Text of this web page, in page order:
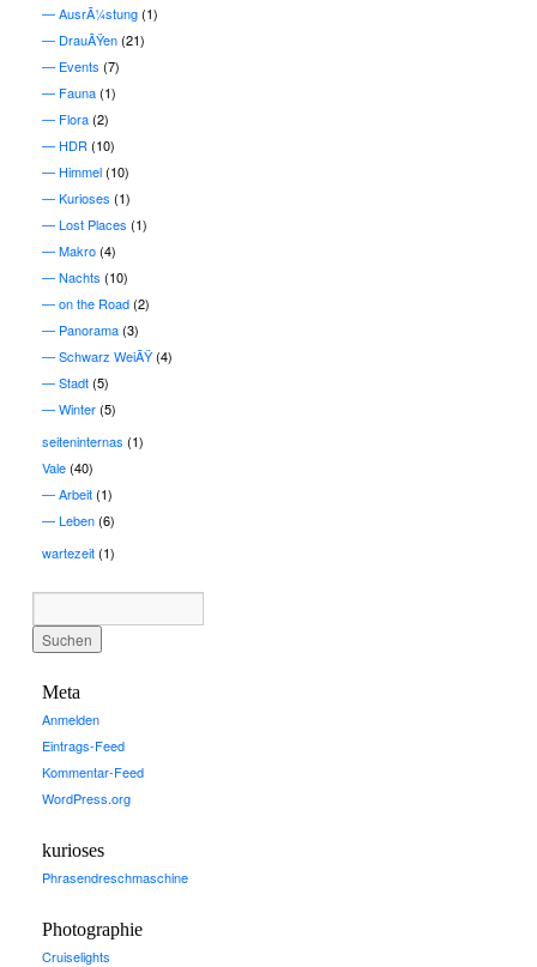
AusrÃ¼stung(1)
DrauÃŸen(21)
Events (7)
Fauna(1)
Flora(2)
HDR (10)
Himmel(10)
Kurioses (1)
Lost Places (1)
Makro(4)
Nachts (10)
on the Road(2)
Panorama(3)
Schwarz WeiÃŸ(4)
Stadt(5)
Winter(5)
seiteninternas (1)
Vale(40)
Arbeit(1)
Leben(6)
wartezeit(1)
Meta
Anmelden
Eintrags-Feed
Kommentar-Feed
WordPress.org
kurioses
Phrasendreschmaschine
Photographie
Cruiselights